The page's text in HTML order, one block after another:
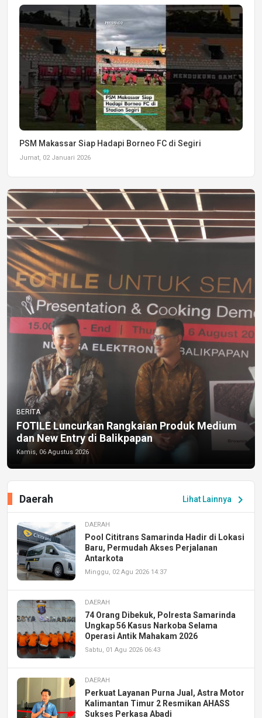
PSM Makassar Siap Hadapi Borneo FC di Segiri
Jumat, 02 Januari 2026
BERITA
FOTILE Luncurkan Rangkaian Produk Medium
dan New Entry di Balikpapan
Kamis, 06 Agustus 2026
Lihat Lainnya chevron_right
Daerah
DAERAH
Pool Cititrans Samarinda Hadir di Lokasi
Baru, Permudah Akses Perjalanan
Antarkota
Minggu, 02 Agu 2026 14:37
DAERAH
74 Orang Dibekuk, Polresta Samarinda
Ungkap 56 Kasus Narkoba Selama
Operasi Antik Mahakam 2026
Sabtu, 01 Agu 2026 06:43
DAERAH
Perkuat Layanan Purna Jual, Astra Motor
Kalimantan Timur 2 Resmikan AHASS
Sukses Perkasa Abadi